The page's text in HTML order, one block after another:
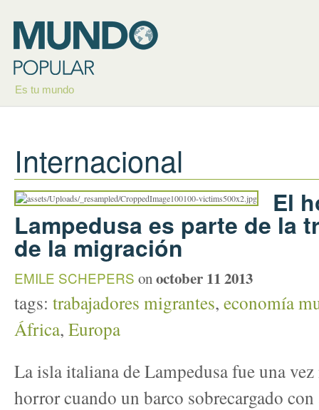
Es tu mundo
Internacional
El
Lampedusa es parte de la
de la migración
EMILE SCHEPERS onoctober 11 2013
tags: trabajadores migrantes, economía
África, Europa
La isla italiana de Lampedusa fue una
horror cuando un barco sobrecargado